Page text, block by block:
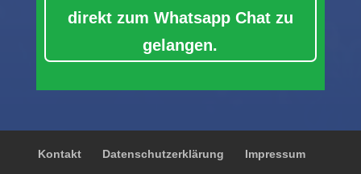
direkt zum Whatsapp Chat zu
gelangen.
Kontakt Datenschutzerklärung Impressum